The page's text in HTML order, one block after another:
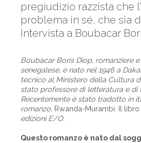
pregiudizio razzista che
problema in sé, che sia
Intervista a Boubacar
Boubacar Boris Diop, romanziere
senegalese, è nato nel 1946 a
tecnico al Ministero della Cultura
stato professore di letteratura e di
Recentemente è stato tradotto in
romanzo, Rwanda-Murambi. Il
edizioni E/O.
Questo romanzo è nato dal